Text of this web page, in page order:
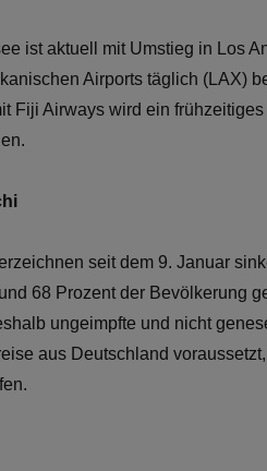
ist aktuell mit Umstieg in Los
Airports täglich (LAX)
Fiji Airways wird ein
seit dem 9. Januar
68 Prozent der Bevölkerung
ungeimpfte und nicht
aus Deutschland